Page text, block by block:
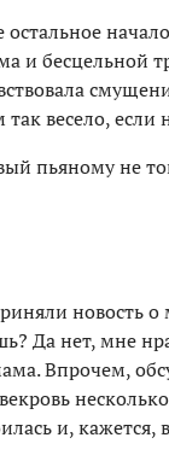
и бесцельной
весело, если
пьяному не
новость о
Да нет, мне
Впрочем,
и,